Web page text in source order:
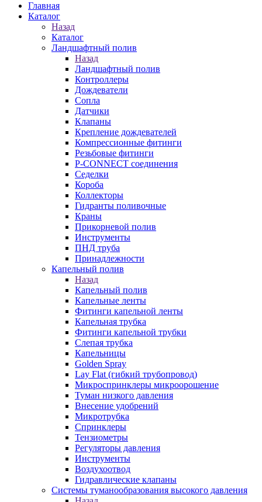
Главная
Каталог
Назад
Каталог
Ландшафтный полив
Назад
Ландшафтный полив
Контроллеры
Дождеватели
Сопла
Датчики
Клапаны
Крепление дождевателей
Компрессионные фитинги
Резьбовые фитинги
P-CONNECT соединения
Седелки
Короба
Коллекторы
Гидранты поливочные
Краны
Прикорневой полив
Инструменты
ПНД труба
Принадлежности
Капельный полив
Назад
Капельный полив
Капельные ленты
Фитинги капельной ленты
Капельная трубка
Фитинги капельной трубки
Слепая трубка
Капельницы
Golden Spray
Lay Flat (гибкий трубопровод)
Микроспринклеры микроорошение
Туман низкого давления
Внесение удобрений
Микротрубка
Спринклеры
Тензиометры
Регуляторы давления
Инструменты
Воздухоотвод
Гидравлические клапаны
Системы туманообразования высокого давления